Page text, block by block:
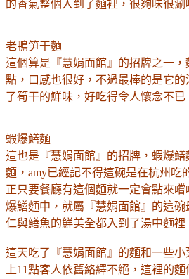
的香氣整個入到了麵裡，很夠味很涮
老鴨笋干麵
這個算是 『慧娟面館』的招牌之一
點，口感也很好，不過最棒的是它
了筍干的鮮味，好吃得令人懷念不已
蝦爆鱔麵
這也是 『慧娟面館』的招牌，蝦爆
麵，amy已經記不得這碗是在杭州吃
正只要餐廳有這個麵就一定會點來
爆鱔麵中，就屬 『慧娟面館』的這
仁與鱔魚的鮮美全都入到了湯中麵裡
這天吃了
『慧娟面館』的麵和一些
上11點客人依舊絡繹不絕，這裡的